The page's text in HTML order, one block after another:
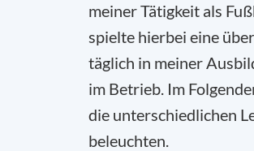
meiner Tätigkeit als
spielte hierbei eine
täglich in meiner
im Betrieb. Im
die unterschiedlichen
beleuchten.